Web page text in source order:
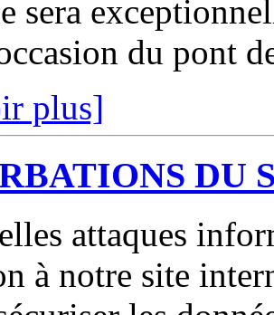
sera
du pont
plus]
DU
attaques
à notre site